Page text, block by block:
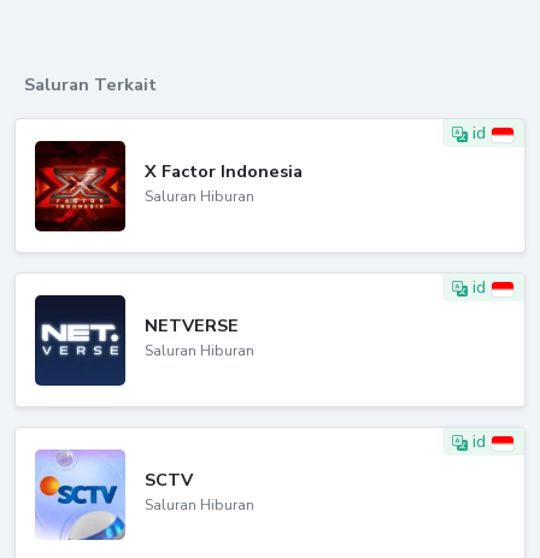
Saluran Terkait
id
X Factor Indonesia
Saluran Hiburan
id
NETVERSE
Saluran Hiburan
id
SCTV
Saluran Hiburan